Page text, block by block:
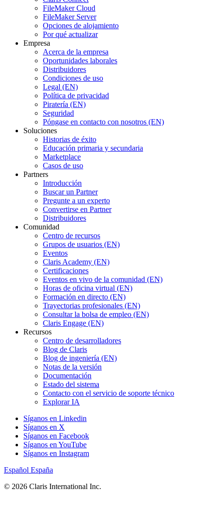
FileMaker Cloud
FileMaker Server
Opciones de alojamiento
Por qué actualizar
Empresa
Acerca de la empresa
Oportunidades laborales
Distribuidores
Condiciones de uso
Legal (EN)
Política de privacidad
Piratería (EN)
Seguridad
Póngase en contacto con nosotros (EN)
Soluciones
Historias de éxito
Educación primaria y secundaria
Marketplace
Casos de uso
Partners
Introducción
Buscar un Partner
Pregunte a un experto
Convertirse en Partner
Distribuidores
Comunidad
Centro de recursos
Grupos de usuarios (EN)
Eventos
Claris Academy (EN)
Certificaciones
Eventos en vivo de la comunidad (EN)
Horas de oficina virtual (EN)
Formación en directo (EN)
Trayectorias profesionales (EN)
Consultar la bolsa de empleo (EN)
Claris Engage (EN)
Recursos
Centro de desarrolladores
Blog de Claris
Blog de ingeniería (EN)
Notas de la versión
Documentación
Estado del sistema
Contacto con el servicio de soporte técnico
Explorar IA
Síganos en Linkedin
Síganos en X
Síganos en Facebook
Síganos en YouTube
Síganos en Instagram
Español España
© 2026 Claris International Inc.